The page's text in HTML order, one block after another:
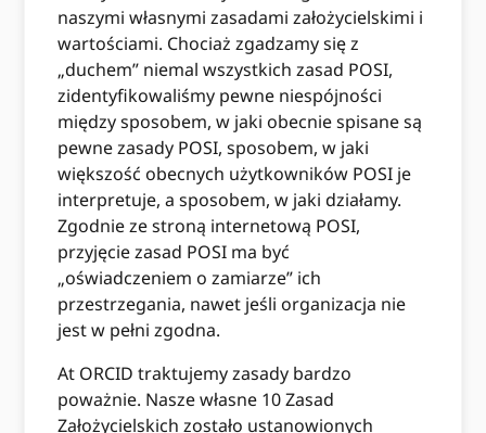
naszymi własnymi zasadami założycielskimi i
wartościami. Chociaż zgadzamy się z
„duchem” niemal wszystkich zasad POSI,
zidentyfikowaliśmy pewne niespójności
między sposobem, w jaki obecnie spisane są
pewne zasady POSI, sposobem, w jaki
większość obecnych użytkowników POSI je
interpretuje, a sposobem, w jaki działamy.
Zgodnie ze stroną internetową POSI,
przyjęcie zasad POSI ma być
„oświadczeniem o zamiarze” ich
przestrzegania, nawet jeśli organizacja nie
jest w pełni zgodna.
At ORCID traktujemy zasady bardzo
poważnie. Nasze własne 10 Zasad
Założycielskich zostało ustanowionych